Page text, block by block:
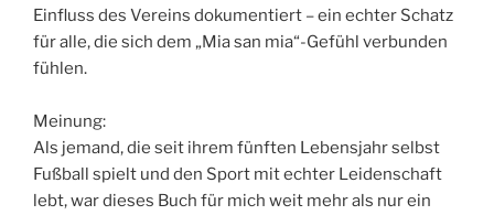
Einfluss des Vereins dokumentiert – ein echter Schatz
für alle, die sich dem „Mia san mia“-Gefühl verbunden
fühlen.
Meinung:
Als jemand, die seit ihrem fünften Lebensjahr selbst
Fußball spielt und den Sport mit echter Leidenschaft
lebt, war dieses Buch für mich weit mehr als nur ein